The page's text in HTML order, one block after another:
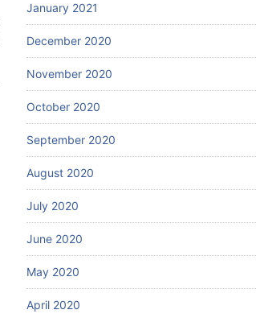
January 2021
December 2020
November 2020
October 2020
September 2020
August 2020
July 2020
June 2020
May 2020
April 2020